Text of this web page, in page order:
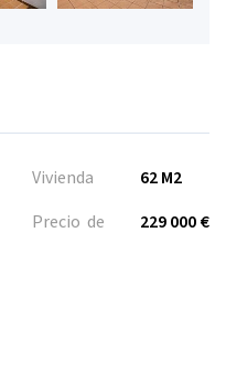
Vivienda
62 M2
Precio de
229 000 €